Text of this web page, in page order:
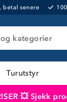
betal senere
kategorier
Turutstyr
💥 Sjekk